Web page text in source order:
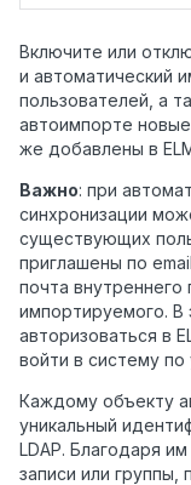
Включите или
и автоматический
пользователей, а
автоимпорте новые
же добавлены в
Важно: при
синхронизации
существующих
приглашены по
почта внутреннего
импортируемого. В
авторизоваться в
войти в систему по
Каждому объекту
уникальный
LDAP. Благодаря
записи или группы,